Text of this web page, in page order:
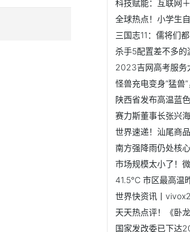
杀手5配置差不多
陕西省发布高温蓝
41.5℃ 市区最高温
世界快资讯丨